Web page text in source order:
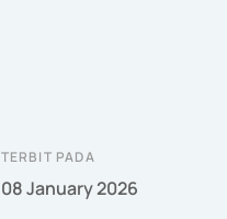
TERBIT PADA
08 January 2026